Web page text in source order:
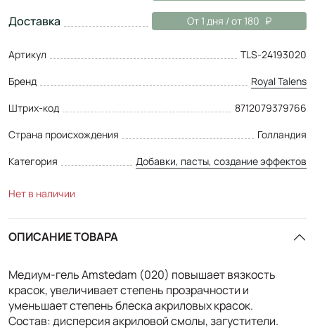
Доставка От 1 дня / от 180
Артикул
TLS-24193020
Бренд
Royal Talens
Штрих-код
8712079379766
Страна происхождения
Голландия
Категория
Добавки, пасты, создание эффектов
Нет в наличии
ОПИСАНИЕ ТОВАРА
Медиум-гель Amstedam (020) повышает вязкость
красок, увеличивает степень прозрачности и
уменьшает степень блеска акриловых красок.
Состав: дисперсия акриловой смолы, загустители.